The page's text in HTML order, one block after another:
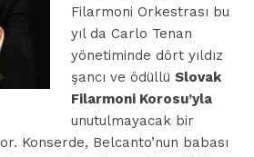
Filarmoni Orkestrası bu
yıl da Carlo Tenan
yönetiminde dört yıldız
şancı ve ödüllü Slovak
Filarmoni Korosu’yla
unutulmayacak bir
Konserde, Belcanto’nun babası